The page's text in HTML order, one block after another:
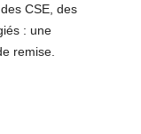
CSE, des
: une
remise.